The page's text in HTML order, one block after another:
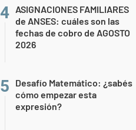
ASIGNACIONES FAMILIARES
de ANSES: cuáles son las
fechas de cobro de AGOSTO
2026
Desafío Matemático: ¿sabés
cómo empezar esta
expresión?